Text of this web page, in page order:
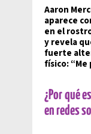
Aaron
aparece
en el
y revela
fuerte
físico: “Me
¿Por qué
en redes